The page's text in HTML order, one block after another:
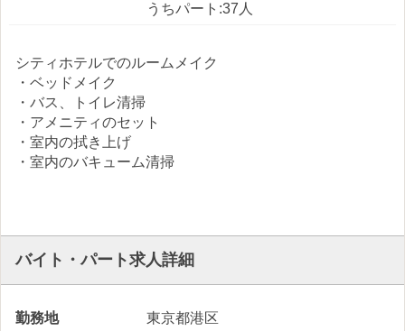
うちパート:37人
シティホテルでのルームメイク
・ベッドメイク
・バス、トイレ清掃
・アメニティのセット
・室内の拭き上げ
・室内のバキューム清掃
バイト・パート求人詳細
勤務地 東京都港区